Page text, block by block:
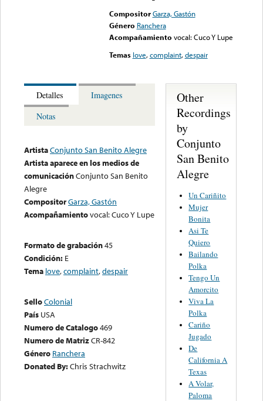
Compositor Garza, Gastón
Género Ranchera
Acompañamiento vocal: Cuco Y Lupe
Temas love,complaint,despair
Detalles
Imagenes
Notas
ArtistaConjunto San Benito Alegre
Artista aparece en los medios de
comunicaciónConjunto San Benito
Alegre
CompositorGarza, Gastón
Acompañamientovocal: Cuco Y Lupe
Formato de grabación45
Condición: E
Tema love,complaint,despair
SelloColonial
País USA
Numero de Catalogo469
Numero de MatrizCR-842
Género Ranchera
Donated By:Chris Strachwitz
Other
Recordings
by
Conjunto
San Benito
Alegre
Un Cariñito
Mujer
Bonita
Asi Te
Quiero
Bailando
Polka
Tengo Un
Amorcito
Viva La
Polka
Cariño
Jugado
De
California A
Texas
A Volar,
Paloma